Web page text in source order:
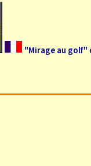
"Mirage au golf"